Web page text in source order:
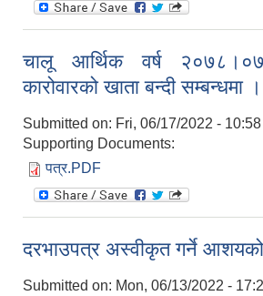
चालू आर्थिक वर्ष
कारोवारको खाता बन्दी सम्बन्धमा ।
Submitted on: Fri, 06/17/2022 - 10:58
Supporting Documents:
पत्र.PDF
दरभाउपत्र अस्वीकृत गर्ने
Submitted on: Mon, 06/13/2022 -